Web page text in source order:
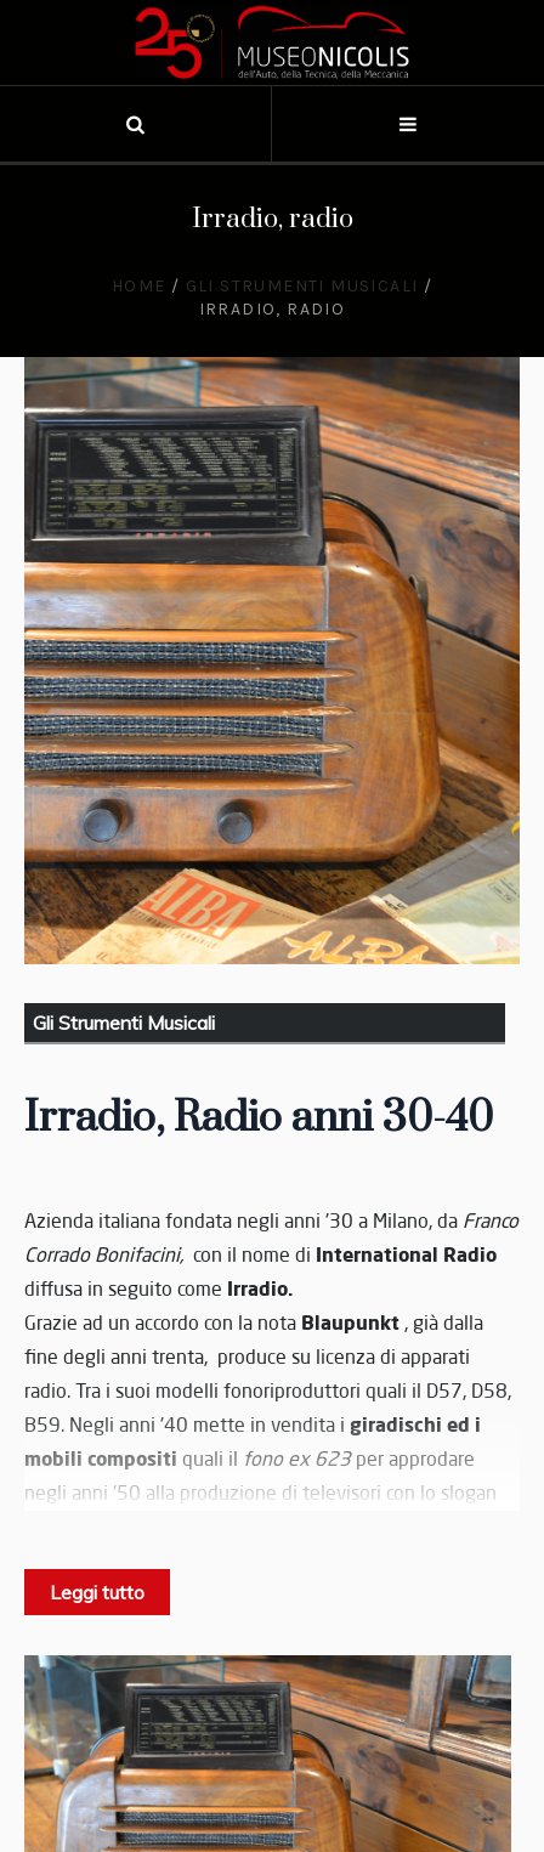
Irradio, radio
HOME / GLI STRUMENTI MUSICALI /
IRRADIO, RADIO
Gli Strumenti Musicali
Irradio, Radio anni 30-40
Azienda italiana fondata negli anni '30 a Milano, da Franco
Corrado Bonifacini, con il nome di International Radio
diffusa in seguito come Irradio.
Grazie ad un accordo con la nota Blaupunkt , già dalla
fine degli anni trenta, produce su licenza di apparati
radio. Tra i suoi modelli fonoriproduttori quali il D57, D58,
B59. Negli anni '40 mette in vendita i giradischi ed i
mobili compositi quali il fono ex 623 per approdare
negli anni '50 alla produzione di televisori con lo slogan
altre produzioni, senza alcun legame alla produzione
L’apparecchio esposto al Museo Nicolis (DL22 serie 419),
è un Radioricevitore con la particolare scala parlante
reclinabile a scomparsa.
Tra il 1938 e il 1947 Irradio produce vari apparecchi di
questo genere.
Leggi tutto